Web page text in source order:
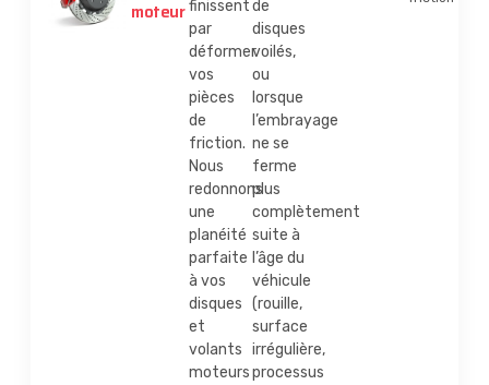
moteur finissent
par
déformer
vos
pièces
de
friction.
Nous
redonnons
une
planéité
parfaite
à vos
disques
et
volants
moteurs
de
disques
voilés,
ou
lorsque
l’embrayage
ne se
ferme
plus
complètement
suite à
l’âge du
véhicule
(rouille,
surface
irrégulière,
processus